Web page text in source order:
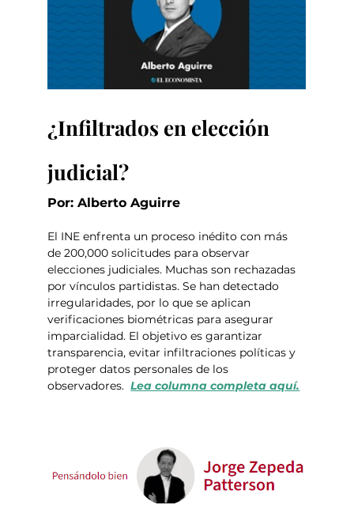
¿Infiltrados en elección
judicial?
Por: Alberto Aguirre
El INE enfrenta un proceso inédito con más
de 200,000 solicitudes para observar
elecciones judiciales. Muchas son rechazadas
por vínculos partidistas. Se han detectado
irregularidades, por lo que se aplican
verificaciones biométricas para asegurar
imparcialidad. El objetivo es garantizar
transparencia, evitar infiltraciones políticas y
proteger datos personales de los
observadores. Lea columna completa aquí.